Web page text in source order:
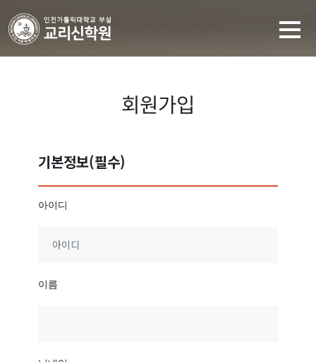
회원가입
기본정보(필수)
아이디
이름